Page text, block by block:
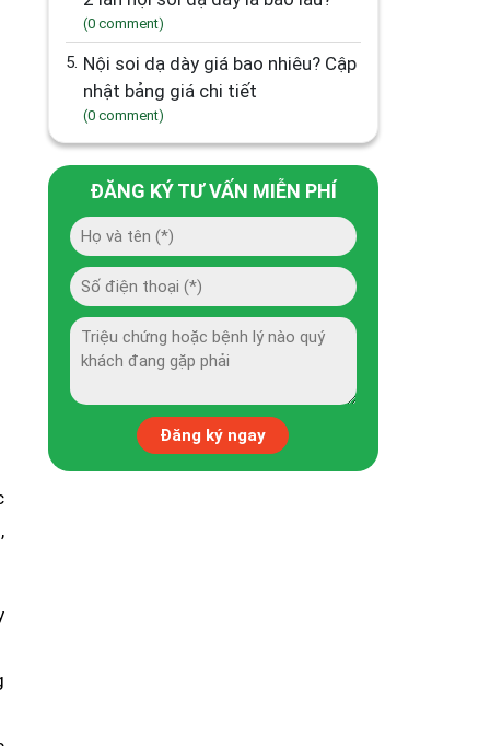
(0 comment)
5. Nội soi dạ dày giá bao nhiêu? Cập
nhật bảng giá chi tiết
(0 comment)
ĐĂNG KÝ TƯ VẤN MIỄN PHÍ